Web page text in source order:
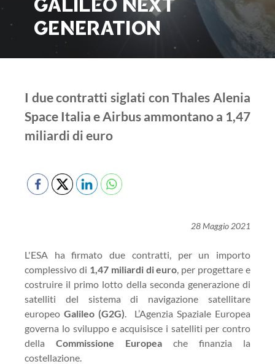
GALILEO NEXT
GENERATION
I due contratti siglati con Thales Alenia
Space Italia e Airbus ammontano a 1,47
miliardi di euro
28 Maggio 2021
L'ESA ha firmato due contratti, per un importo
complessivo di 1,47 miliardi di euro, per progettare e
costruire il primo lotto della seconda generazione di
satelliti del sistema di navigazione satellitare
europeo Galileo (G2G). L’Agenzia Spaziale Europea
governa lo sviluppo e acquisisce i satelliti per contro
della Commissione Europea che finanzia la
costellazione.